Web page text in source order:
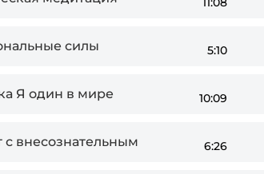
силы 5:10
Я один в мире 10:09
с внесознательным 6:26